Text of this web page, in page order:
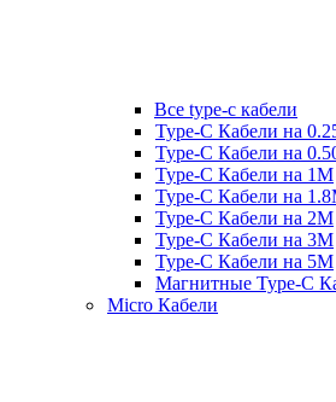
Все type-c кабели
Type-C Кабели на
Type-C Кабели на
Type-C Кабели на 1М
Type-C Кабели на
Type-C Кабели на 2М
Type-C Кабели на 3М
Type-C Кабели на 5М
Магнитные Type-C
Micro Кабели